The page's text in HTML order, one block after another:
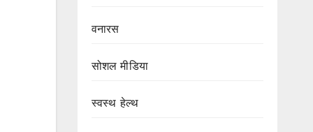
वनारस
सोशल मीडिया
स्वस्थ हेल्थ